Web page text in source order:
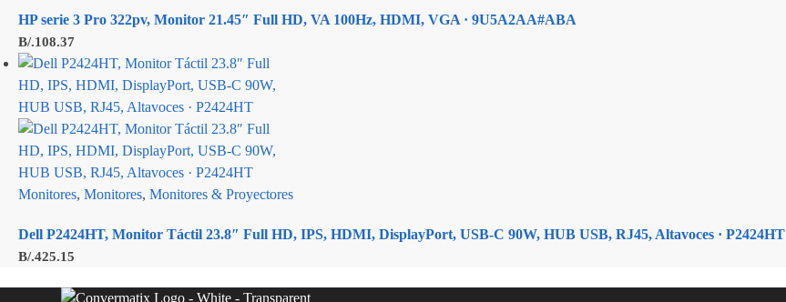
HP serie 3 Pro 322pv, Monitor 21.45″ Full HD, VA 100Hz, HDMI, VGA · 9U5A2AA#ABA
B/.108.37
Monitores, Monitores, Monitores & Proyectores
Dell P2424HT, Monitor Táctil 23.8″ Full HD, IPS, HDMI, DisplayPort, USB-C 90W, HUB USB, RJ45, Altavoces · P2424HT
B/.425.15